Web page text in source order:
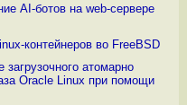
AI-ботов на web-сервере
контейнеров во FreeBSD
загрузочного атомарно
Oracle Linux при помощи